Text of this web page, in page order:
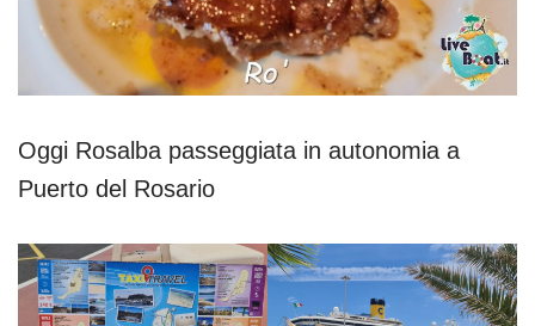
Oggi Rosalba passeggiata in autonomia a
Puerto del Rosario